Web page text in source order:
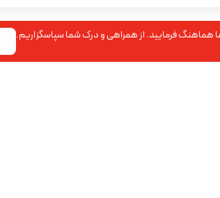
هماهنگ فرمایید. از همراهی و درک شما سپاسگزاریم.